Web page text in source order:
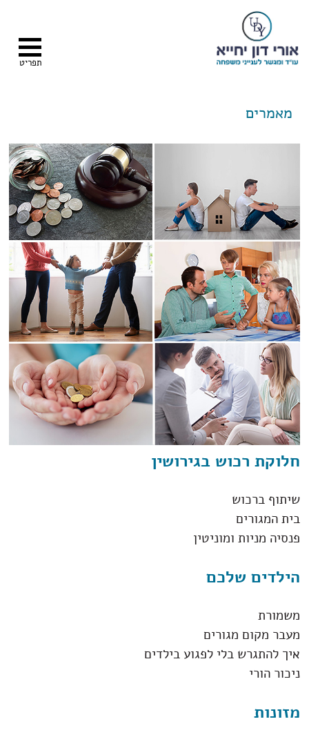
מאמרים
חלוקת רכוש בגירושין
שיתוף ברכוש
בית המגורים
פנסיה מניות ומוניטין
הילדים שלכם
משמורת
מעבר מקום מגורים
איך להתגרש בלי לפגוע בילדים
ניכור הורי
מזונות
תפריט